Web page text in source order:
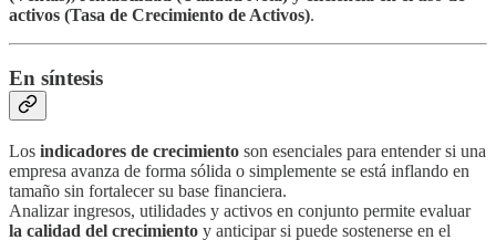
activos (Tasa de Crecimiento de Activos).
En síntesis
Los indicadores de crecimiento son esenciales para entender si una
empresa avanza de forma sólida o simplemente se está inflando en
tamaño sin fortalecer su base financiera.
Analizar ingresos, utilidades y activos en conjunto permite evaluar
la calidad del crecimiento y anticipar si puede sostenerse en el